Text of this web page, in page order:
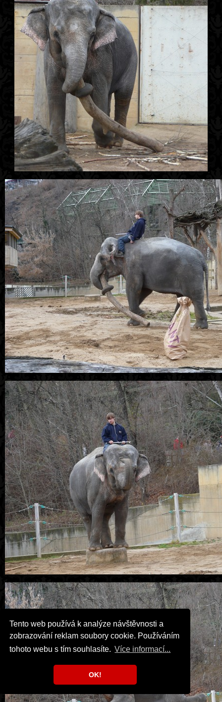
Tento web používá k analýze návštěvnosti a
zobrazování reklam soubory cookie. Používáním
tohoto webu s tím souhlasíte. Více informací...
OK!